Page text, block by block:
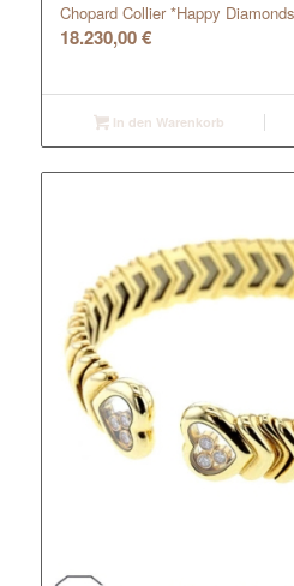
Chopard Collier *Happy
18.230,00€
In den Warenkorb